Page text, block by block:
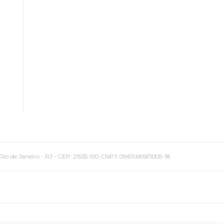
Janeiro - RJ - CEP: 21535-510. CNPJ: 09.611.669/0005-18